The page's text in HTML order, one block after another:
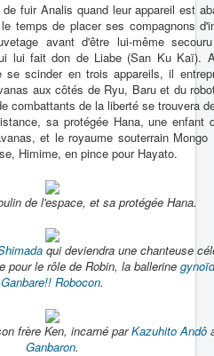
fuir Analis quand leur appareil est
temps de placer ses compagnons
avant d'être lui-même
lui fait don de Liabe (San Ku Kaï).
se scinder en trois appareils, il
aux côtés de Ryu, Baru et du
combattants de la liberté se trouvera
sa protégée Hana, une enfant
et le royaume souterrain Mongo
Himime, en pince pour Hayato.
de l'espace, et sa protégée Hana.
qui deviendra une chanteuse
pour le rôle de Robin, la ballerine
Ganbare!! Robocon.
frère Ken, incarné parKazuhito Andô
Ganbaron.